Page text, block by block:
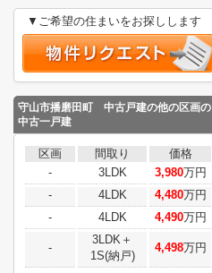
▼ご希望の住まいをお探しします
守山市播磨田町 中古戸建の他の区画の
中古一戸建
区画 間取り
価格
-
3LDK 3,980万円
-
4LDK 4,480万円
-
4LDK 4,490万円
-
3LDK＋
1S(納戸)
4,498万円